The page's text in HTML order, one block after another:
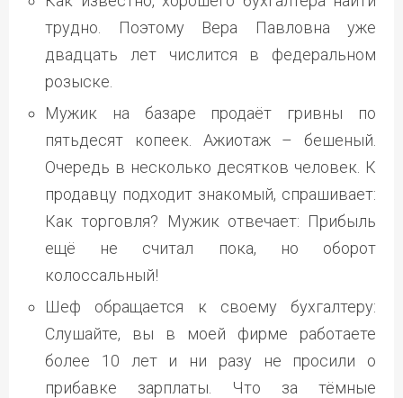
трудно. Поэтому Вера Павловна уже
двадцать лет числится в федеральном
розыске.
Мужик на базаре продаёт гривны по
пятьдесят копеек. Ажиотаж – бешеный.
Очередь в несколько десятков человек. К
продавцу подходит знакомый, спрашивает:
Как торговля? Мужик отвечает: Прибыль
ещё не считал пока, но оборот
колоссальный!
Шеф обращается к своему бухгалтеру:
Слушайте, вы в моей фирме работаете
более 10 лет и ни разу не просили о
прибавке зарплаты. Что за тёмные